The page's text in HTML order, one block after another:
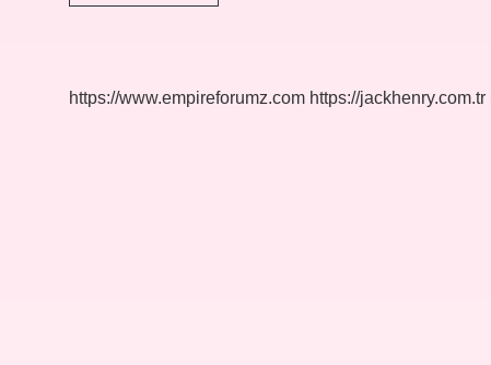
Kolaj
https://www.empireforumz.com https://jackhenry.com.tr